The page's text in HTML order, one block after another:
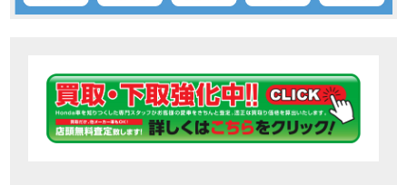
MOVIE 【ホンダ バイク】CRF1100L Africa Twinは女性ライダーでも快適か？四国ツーリング【X-ADVオーナー目線】
MOVIE 【ホンダ バイク】 ホンダドリーム鈴鹿の未公開シーン【モトベはつこ】
MOVIE 最新のアフリカツインどう？妹とHondaDreamのバイク全部見た結果｜Honda SuperCub
MOVIE 【ホンダ バイク】「ボカロ文化」を知ろう ナビゲーションをスキップ 検索 作成 6 アバターの画像 三重県を巡る女性ライダーの4日間！ポケふた全制覇ツーリング Honda CB1000F